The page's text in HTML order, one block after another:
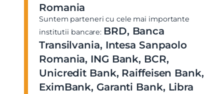
Romania
Suntem parteneri cu cele mai importante
institutii bancare: BRD, Banca
Transilvania, Intesa Sanpaolo
Romania, ING Bank, BCR,
Unicredit Bank, Raiffeisen Bank,
EximBank, Garanti Bank, Libra